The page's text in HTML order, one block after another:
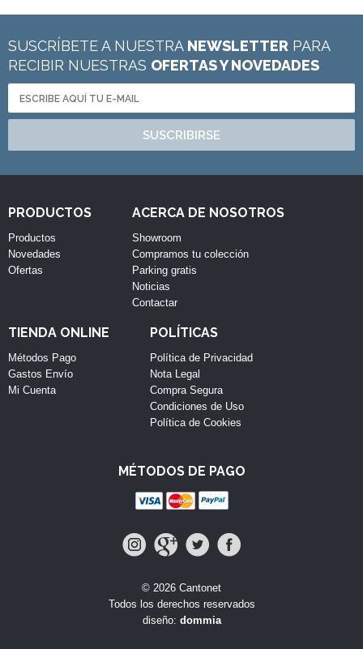
SUSCRÍBETE A NUESTRA NEWSLETTER PARA
RECIBIR NUESTRAS OFERTAS Y NOVEDADES
SUSCRIBIRSE
PRODUCTOS
Productos
Novedades
Ofertas
ACERCA DE NOSOTROS
Showroom
Compramos tu colección
Parking gratis
Noticias
Contactar
TIENDA ONLINE
Métodos Pago
Gastos Envío
Mi Cuenta
POLÍTICAS
Política de Privacidad
Nota Legal
Compra Segura
Condiciones de Uso
Política de Cookies
MÉTODOS DE PAGO
© 2026 Cantonet
Todos los derechos reservados
diseño: dommia